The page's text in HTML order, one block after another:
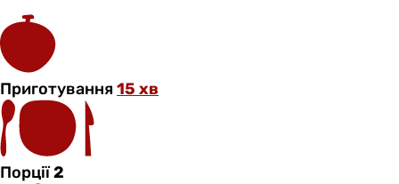
Приготування15 хв
Порції2